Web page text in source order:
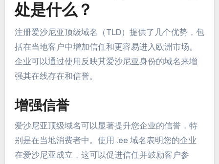
处是什么？
注册爱沙尼亚顶级域名（TLD）提供了几个优势，包
括在当地客户中增加信任和更容易进入欧洲市场。
企业可以通过使用反映其爱沙尼亚身份的域名来增
强其在线存在和信誉。
增强信誉
爱沙尼亚顶级域名可以显著提升您企业的信誉，特
别是在当地消费者中。使用 .ee 域名表明您的企业
在爱沙尼亚成立，这可以促进信任并鼓励客户参